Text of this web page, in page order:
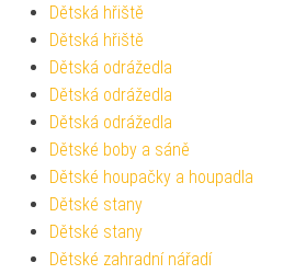
Dětská hřiště
Dětská hřiště
Dětská odrážedla
Dětská odrážedla
Dětská odrážedla
Dětské boby a sáně
Dětské houpačky a houpadla
Dětské stany
Dětské stany
Dětské zahradní nářadí